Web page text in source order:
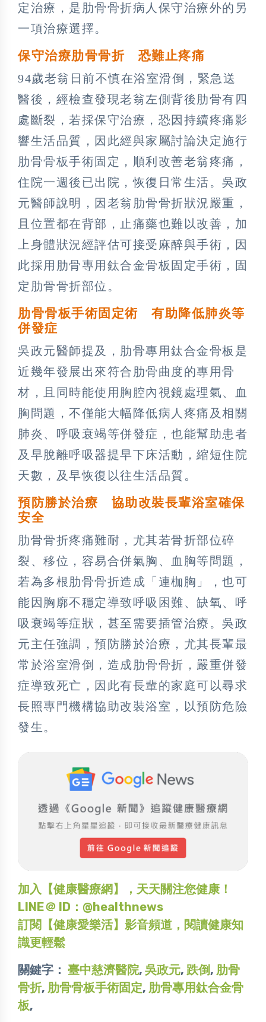
定治療，是肋骨骨折病人保守治療外的另
一項治療選擇。
保守治療肋骨骨折 恐難止疼痛
94歲老翁日前不慎在浴室滑倒，緊急送
醫後，經檢查發現老翁左側背後肋骨有四
處斷裂，若採保守治療，恐因持續疼痛影
響生活品質，因此經與家屬討論決定施行
肋骨骨板手術固定，順利改善老翁疼痛，
住院一週後已出院，恢復日常生活。吳政
元醫師說明，因老翁肋骨骨折狀況嚴重，
且位置都在背部，止痛藥也難以改善，加
上身體狀況經評估可接受麻醉與手術，因
此採用肋骨專用鈦合金骨板固定手術，固
定肋骨骨折部位。
肋骨骨板手術固定術 有助降低肺炎等
併發症
吳政元醫師提及，肋骨專用鈦合金骨板是
近幾年發展出來符合肋骨曲度的專用骨
材，且同時能使用胸腔內視鏡處理氣、血
胸問題，不僅能大幅降低病人疼痛及相關
肺炎、呼吸衰竭等併發症，也能幫助患者
及早脫離呼吸器提早下床活動，縮短住院
天數，及早恢復以往生活品質。
預防勝於治療 協助改裝長輩浴室確保
安全
肋骨骨折疼痛難耐，尤其若骨折部位碎
裂、移位，容易合併氣胸、血胸等問題，
若為多根肋骨骨折造成「連枷胸」，也可
能因胸廓不穩定導致呼吸困難、缺氧、呼
吸衰竭等症狀，甚至需要插管治療。吳政
元主任強調，預防勝於治療，尤其長輩最
常於浴室滑倒，造成肋骨骨折，嚴重併發
症導致死亡，因此有長輩的家庭可以尋求
長照專門機構協助改裝浴室，以預防危險
發生。
加入【健康醫療網】，天天關注您健康！
LINE＠ ID：@healthnews
訂閱【健康愛樂活】影音頻道，閱讀健康知
識更輕鬆
關鍵字： 臺中慈濟醫院, 吳政元, 跌倒, 肋骨
骨折, 肋骨骨板手術固定, 肋骨專用鈦合金骨
板,